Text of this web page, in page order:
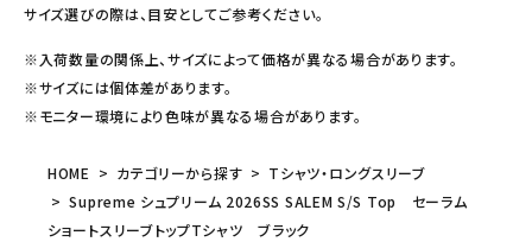
サイズ選びの際は、目安としてご参考ください。
※入荷数量の関係上、サイズによって価格が異なる場合があります。
※サイズには個体差があります。
※モニター環境により色味が異なる場合があります。
HOME カテゴリーから探す
Tシャツ・ロングスリーブ
Supreme シュプリーム 2026SS SALEM S/S Top セーラム
ショートスリーブトップTシャツ ブラック